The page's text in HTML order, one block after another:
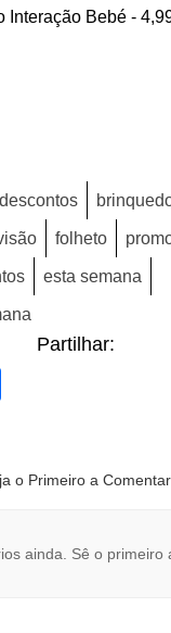
Interação Bebé -
descontos
folheto
esta semana
Partilhar:
o Primeiro a Comentar
ainda. Sê o primeiro